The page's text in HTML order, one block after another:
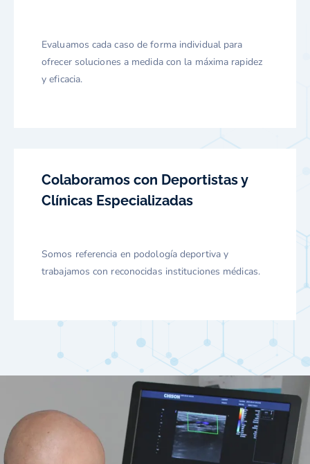
Evaluamos cada caso de forma individual para
ofrecer soluciones a medida con la máxima rapidez
y eficacia.
Colaboramos con Deportistas y
Clínicas Especializadas
Somos referencia en podología deportiva y
trabajamos con reconocidas instituciones médicas.